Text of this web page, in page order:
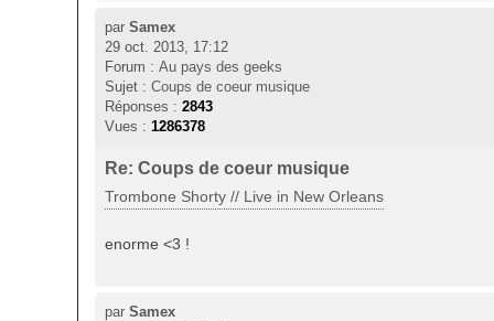
par Samex
29 oct. 2013, 17:12
Forum : Au pays des geeks
Sujet : Coups de coeur musique
Réponses : 2843
Vues : 1286378
Re: Coups de coeur musique
Trombone Shorty // Live in New Orleans
enorme <3 !
par Samex